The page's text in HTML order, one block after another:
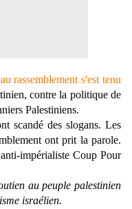
rassemblement s'est tenu
contre la politique de
Palestiniens.
scandé des slogans. Les
ont prit la parole.
impérialiste Coup Pour
au peuple palestinien
israélien.